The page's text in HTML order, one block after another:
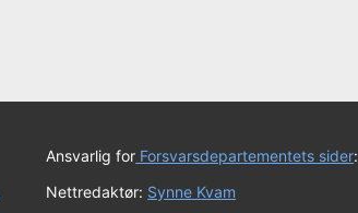
Ansvarlig for Forsvarsdepartementets sider:
Nettredaktør: Synne Kvam